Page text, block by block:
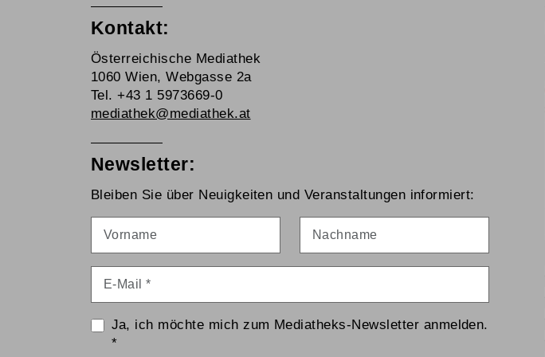
Kontakt:
Österreichische Mediathek
1060 Wien, Webgasse 2a
Tel. +43 1 5973669-0
mediathek@mediathek.at
Newsletter:
Bleiben Sie über Neuigkeiten und Veranstaltungen informiert:
Ja, ich möchte mich zum Mediatheks-Newsletter anmelden.
*